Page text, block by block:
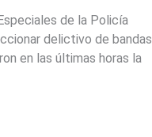
de la Policía
delictivo de bandas
en las últimas horas la